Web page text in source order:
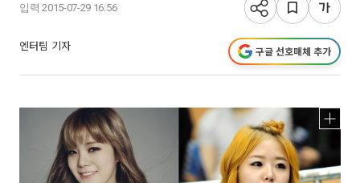
입력 2015-07-29 16:56
엔터팀 기자 구글 선호매체 추가